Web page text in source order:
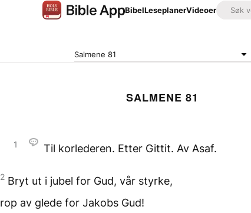
BibelLeseplanerVideoer
Salmene 81
SALMENE 81
1 Til korlederen. Etter Gittit. Av Asaf.
2 Bryt ut i jubel for Gud, vår styrke,
rop av glede for Jakobs Gud!